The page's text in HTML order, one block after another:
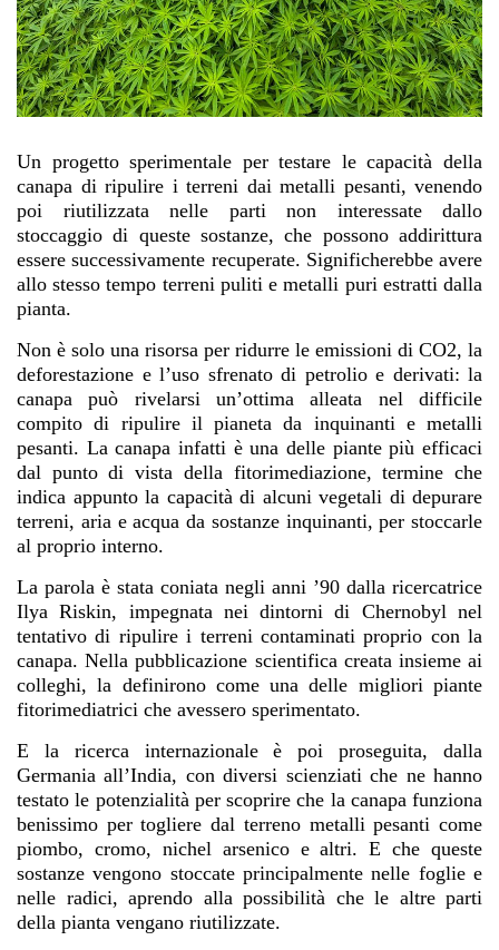
Un progetto sperimentale per testare le capacità della
canapa di ripulire i terreni dai metalli pesanti, venendo
poi riutilizzata nelle parti non interessate dallo
stoccaggio di queste sostanze, che possono addirittura
essere successivamente recuperate. Significherebbe avere
allo stesso tempo terreni puliti e metalli puri estratti dalla
pianta.
Non è solo una risorsa per ridurre le emissioni di CO2, la
deforestazione e l’uso sfrenato di petrolio e derivati: la
canapa può rivelarsi un’ottima alleata nel difficile
compito di ripulire il pianeta da inquinanti e metalli
pesanti. La canapa infatti è una delle piante più efficaci
dal punto di vista della fitorimediazione, termine che
indica appunto la capacità di alcuni vegetali di depurare
terreni, aria e acqua da sostanze inquinanti, per stoccarle
al proprio interno.
La parola è stata coniata negli anni ’90 dalla ricercatrice
Ilya Riskin, impegnata nei dintorni di Chernobyl nel
tentativo di ripulire i terreni contaminati proprio con la
canapa. Nella pubblicazione scientifica creata insieme ai
colleghi, la definirono come una delle migliori piante
fitorimediatrici che avessero sperimentato.
E la ricerca internazionale è poi proseguita, dalla
Germania all’India, con diversi scienziati che ne hanno
testato le potenzialità per scoprire che la canapa funziona
benissimo per togliere dal terreno metalli pesanti come
piombo, cromo, nichel arsenico e altri. E che queste
sostanze vengono stoccate principalmente nelle foglie e
nelle radici, aprendo alla possibilità che le altre parti
della pianta vengano riutilizzate.